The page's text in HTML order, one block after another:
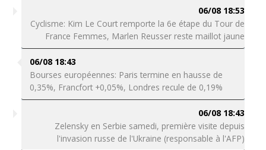
06/08 18:53
Cyclisme: Kim Le Court remporte la 6e étape du Tour de
France Femmes, Marlen Reusser reste maillot jaune
06/08 18:43
Bourses européennes: Paris termine en hausse de
0,35%, Francfort +0,05%, Londres recule de 0,19%
06/08 18:43
Zelensky en Serbie samedi, première visite depuis
l'invasion russe de l'Ukraine (responsable à l'AFP)